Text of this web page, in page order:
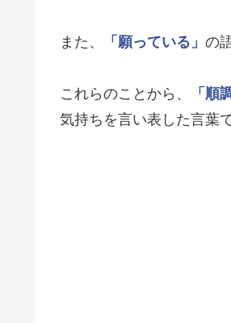
また、 「願っている」 の
これらのことから、 「順
気持ちを言い表した言葉